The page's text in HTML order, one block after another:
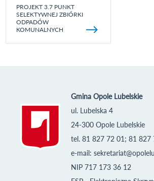
PROJEKT 3.7 PUNKT
SELEKTYWNEJ ZBIÓRKI
ODPADÓW
KOMUNALNYCH
Gmina Opole Lubelskie
ul. Lubelska 4
24-300 Opole Lubelskie
tel. 81 827 72 01; 81 827
e-mail:
NIP 717 173 36 12